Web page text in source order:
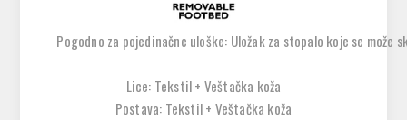
Pogodno za pojedinačne uloške: Uložak za stopalo koje se može
Lice: Tekstil + Veštačka koža
Postava: Tekstil + Veštačka koža